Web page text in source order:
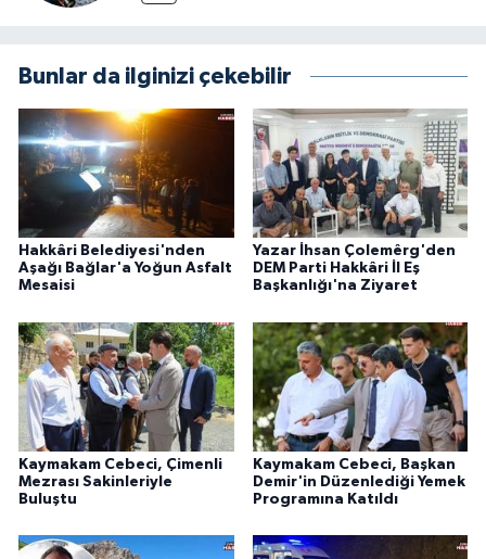
Bunlar da ilginizi çekebilir
Hakkâri Belediyesi'nden
Aşağı Bağlar'a Yoğun Asfalt
Mesaisi
Yazar İhsan Çolemêrg'den
DEM Parti Hakkâri İl Eş
Başkanlığı'na Ziyaret
Kaymakam Cebeci, Çimenli
Mezrası Sakinleriyle
Buluştu
Kaymakam Cebeci, Başkan
Demir'in Düzenlediği Yemek
Programına Katıldı